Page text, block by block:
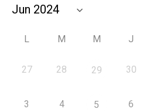
L M M J
27 28 29 30
3 4 5 6